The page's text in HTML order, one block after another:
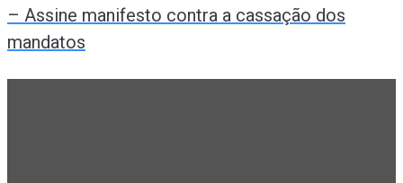
– Assine manifesto contra a cassação dos
mandatos